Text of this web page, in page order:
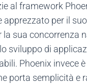
al framework
apprezzato per il
la sua concorrenza
sviluppo di
Phoenix invece
porta semplicità e